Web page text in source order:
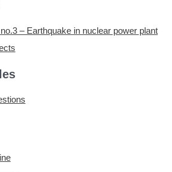
– Earthquake in nuclear power plant